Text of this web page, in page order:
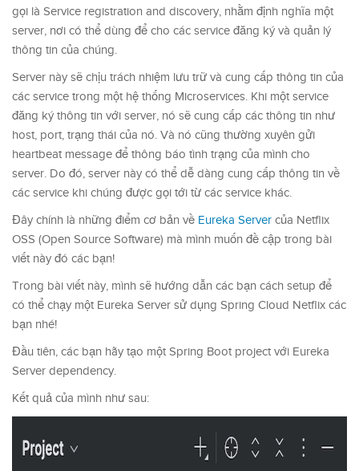
gọi là Service registration and discovery, nhằm định nghĩa một
server, nơi có thể dùng để cho các service đăng ký và quản lý
thông tin của chúng.
Server này sẽ chịu trách nhiệm lưu trữ và cung cấp thông tin của
các service trong một hệ thống Microservices. Khi một service
đăng ký thông tin với server, nó sẽ cung cấp các thông tin như
host, port, trạng thái của nó. Và nó cũng thường xuyên gửi
heartbeat message để thông báo tình trạng của mình cho
server. Do đó, server này có thể dễ dàng cung cấp thông tin về
các service khi chúng được gọi tới từ các service khác.
Đây chính là những điểm cơ bản về Eureka Server của Netflix
OSS (Open Source Software) mà mình muốn đề cập trong bài
viết này đó các bạn!
Trong bài viết này, mình sẽ hướng dẫn các bạn cách setup để
có thể chạy một Eureka Server sử dụng Spring Cloud Netflix các
bạn nhé!
Đầu tiên, các bạn hãy tạo một Spring Boot project với Eureka
Server dependency.
Kết quả của mình như sau: